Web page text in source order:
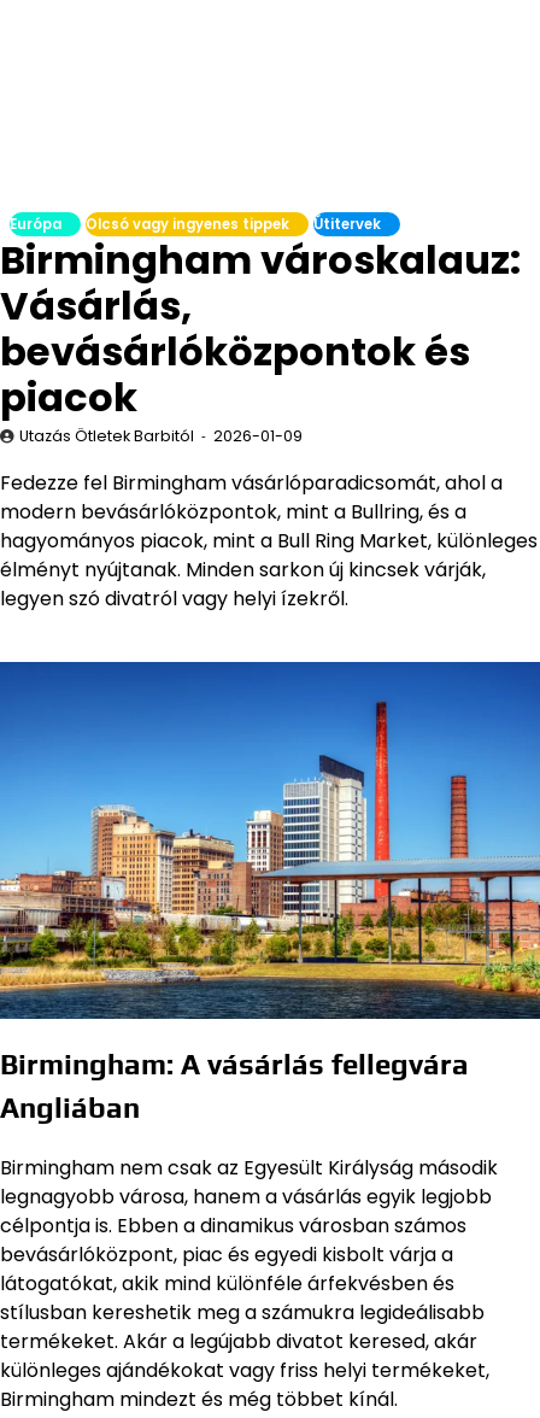
Európa Olcsó vagy ingyenes tippek Útitervek
Birmingham városkalauz:
Vásárlás,
bevásárlóközpontok és
piacok
Utazás Ötletek Barbitól 2026-01-09
Fedezze fel Birmingham vásárlóparadicsomát, ahol a
modern bevásárlóközpontok, mint a Bullring, és a
hagyományos piacok, mint a Bull Ring Market, különleges
élményt nyújtanak. Minden sarkon új kincsek várják,
legyen szó divatról vagy helyi ízekről.
Birmingham: A vásárlás fellegvára
Angliában
Birmingham nem csak az Egyesült Királyság második
legnagyobb városa, hanem a vásárlás egyik legjobb
célpontja is. Ebben a dinamikus városban számos
bevásárlóközpont, piac és egyedi kisbolt várja a
látogatókat, akik mind különféle árfekvésben és
stílusban kereshetik meg a számukra legideálisabb
termékeket. Akár a legújabb divatot keresed, akár
különleges ajándékokat vagy friss helyi termékeket,
Birmingham mindezt és még többet kínál.